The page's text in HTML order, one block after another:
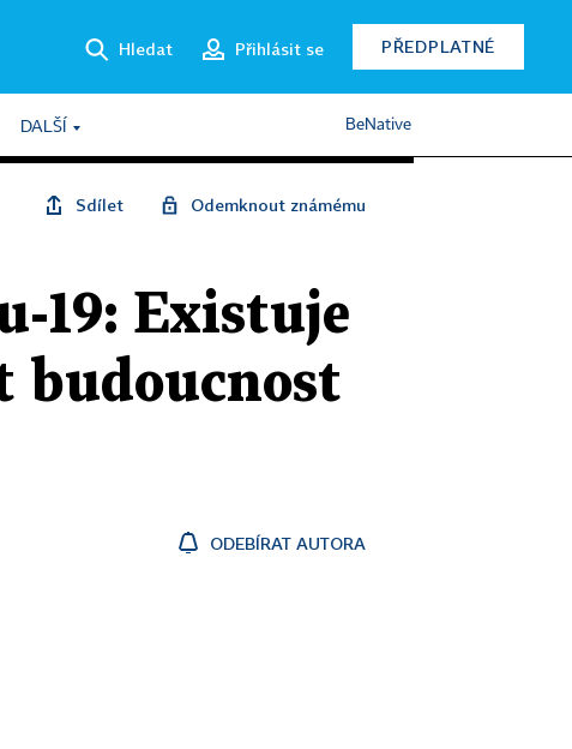
Hledat Přihlásit se PŘEDPLATNÉ
DALŠÍ BeNative
Sdílet Odemknout známému
19: Existuje
budoucnost
ODEBÍRAT AUTORA